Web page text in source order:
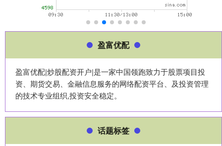
盈富优配
盈富优配|炒股配资开户|是一家中国领跑致力于股票项目投
资、期货交易、金融信息服务的网络配资平台、及投资管理
的技术专业组织,投资安全稳定。
话题标签